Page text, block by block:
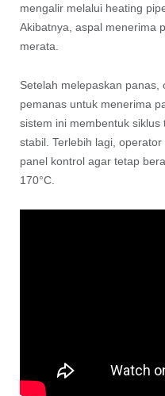
mengalir melalui heating
Akibatnya, aspal menerima
merata.
Setelah melepaskan
pemanas untuk menerima
sistem ini membentuk
stabil. Terlebih lagi,
panel kontrol agar tetap
170°C.